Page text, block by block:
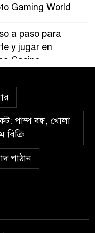
Gaming World
a paso para
y jugar en
Casino
otkrio Lolajack
iskustvo od
do isplate
vs Ostala
Online Kazina:
Opcija?
Bonuses
পাম্প বন্ধ, খোলা
বিক্রি
পাঠান